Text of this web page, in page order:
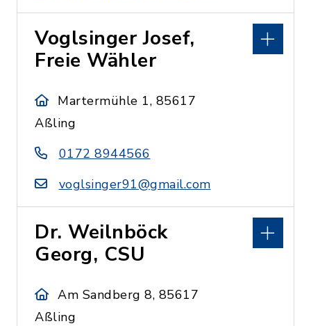
Voglsinger Josef,
Freie Wähler
Martermühle 1, 85617
Aßling
0172 8944566
voglsinger91@gmail.com
Dr. Weilnböck
Georg, CSU
Am Sandberg 8, 85617
Aßling